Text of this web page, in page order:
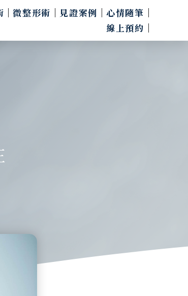
微整形術 見證案例
心情隨筆
線上預約